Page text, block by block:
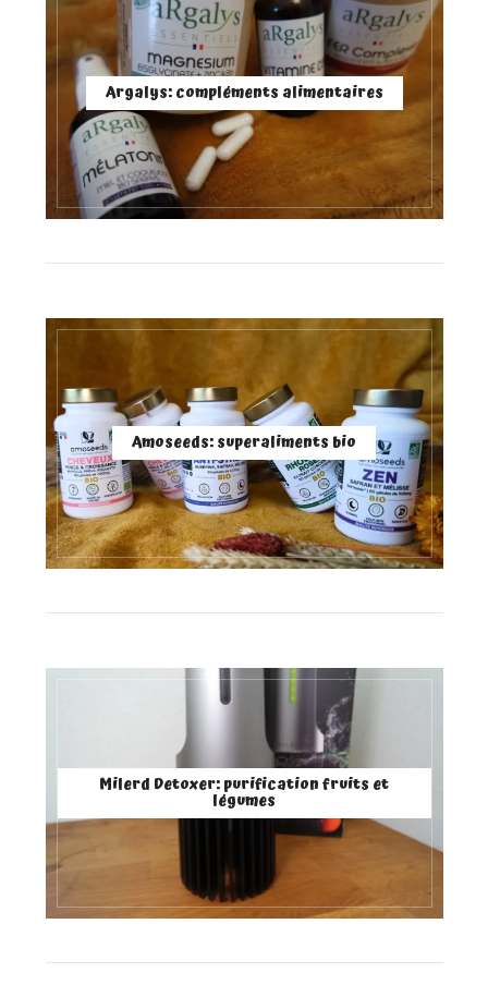
Argalys: compléments alimentaires
Amoseeds: superaliments bio
Milerd Detoxer: purification fruits et
légumes